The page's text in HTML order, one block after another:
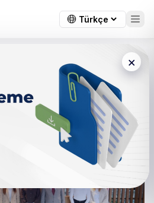
×
TÜBİTAK
Büyük